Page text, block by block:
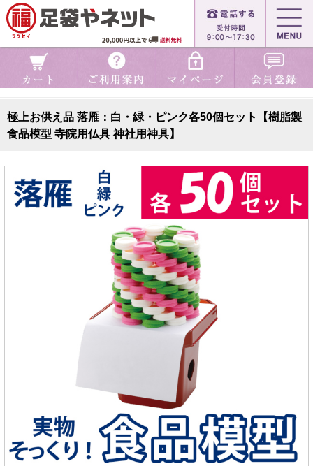
極上お供え品 落雁：白・緑・ピンク各50個セット【樹脂製
食品模型 寺院用仏具 神社用神具】